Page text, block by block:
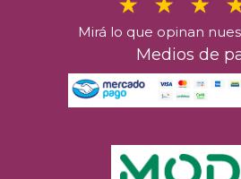
Mirá lo que opinan
Medios de